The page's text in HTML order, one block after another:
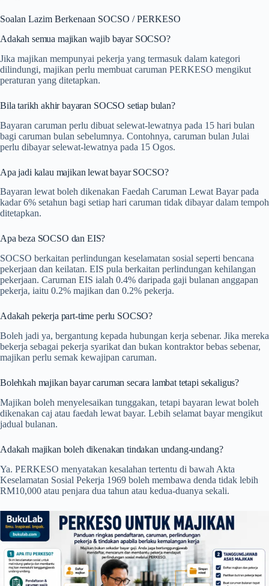
Soalan Lazim Berkenaan SOCSO / PERKESO
Adakah semua majikan wajib bayar SOCSO?
Jika majikan mempunyai pekerja yang termasuk dalam kategori
dilindungi, majikan perlu membuat caruman PERKESO mengikut
peraturan yang ditetapkan.
Bila tarikh akhir bayaran SOCSO setiap bulan?
Bayaran caruman perlu dibuat selewat-lewatnya pada 15 hari bulan
bagi caruman bulan sebelumnya. Contohnya, caruman bulan Julai
perlu dibayar selewat-lewatnya pada 15 Ogos.
Apa jadi kalau majikan lewat bayar SOCSO?
Bayaran lewat boleh dikenakan Faedah Caruman Lewat Bayar pada
kadar 6% setahun bagi setiap hari caruman tidak dibayar dalam tempoh
ditetapkan.
Apa beza SOCSO dan EIS?
SOCSO berkaitan perlindungan keselamatan sosial seperti bencana
pekerjaan dan keilatan. EIS pula berkaitan perlindungan kehilangan
pekerjaan. Caruman EIS ialah 0.4% daripada gaji bulanan anggapan
pekerja, iaitu 0.2% majikan dan 0.2% pekerja.
Adakah pekerja part-time perlu SOCSO?
Boleh jadi ya, bergantung kepada hubungan kerja sebenar. Jika mereka
bekerja sebagai pekerja syarikat dan bukan kontraktor bebas sebenar,
majikan perlu semak kewajipan caruman.
Bolehkah majikan bayar caruman secara lambat tetapi sekaligus?
Majikan boleh menyelesaikan tunggakan, tetapi bayaran lewat boleh
dikenakan caj atau faedah lewat bayar. Lebih selamat bayar mengikut
jadual bulanan.
Adakah majikan boleh dikenakan tindakan undang-undang?
Ya. PERKESO menyatakan kesalahan tertentu di bawah Akta
Keselamatan Sosial Pekerja 1969 boleh membawa denda tidak lebih
RM10,000 atau penjara dua tahun atau kedua-duanya sekali.